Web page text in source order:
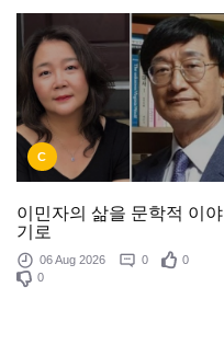
C
이민자의 삶을 문학적 이야
기로
06 Aug 2026 0
0
0